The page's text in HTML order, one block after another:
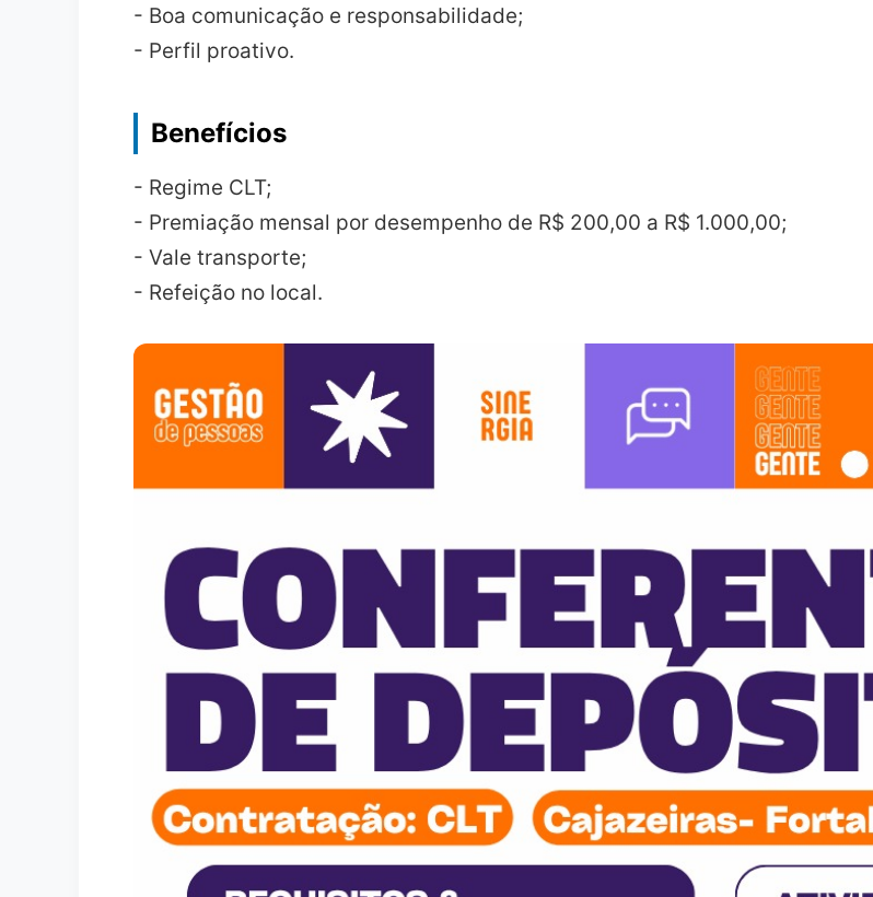
- Boa comunicação e responsabilidade;
- Perfil proativo.
Benefícios
- Regime CLT;
- Premiação mensal por desempenho de R$ 200,00 a R$ 1.000,00;
- Vale transporte;
- Refeição no local.